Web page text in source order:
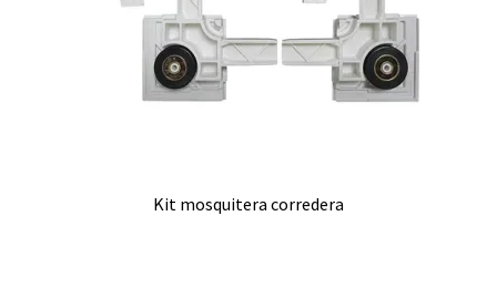
Kit mosquitera corredera